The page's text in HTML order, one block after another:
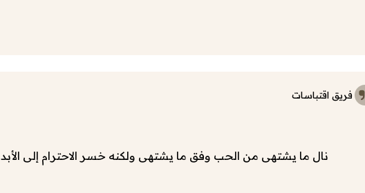
فريق اقتباسات
نال ما يشتهى من الحب وفق ما يشتهى ولكنه خسر الاحترام إلى الأبد